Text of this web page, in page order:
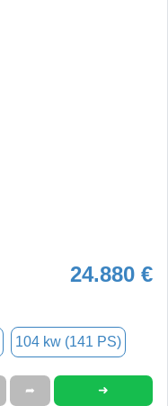
24.880 €
104 kw (141 PS)
➦ ➜